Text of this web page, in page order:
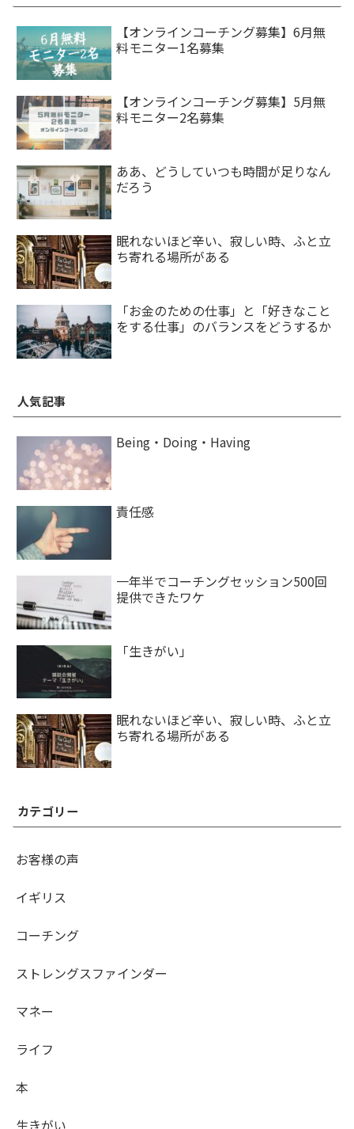
【オンラインコーチング募集】6月無
料モニター1名募集
【オンラインコーチング募集】5月無
料モニター2名募集
ああ、どうしていつも時間が足りなん
だろう
眠れないほど辛い、寂しい時、ふと立
ち寄れる場所がある
「お金のための仕事」と「好きなこと
をする仕事」のバランスをどうするか
人気記事
Being・Doing・Having
責任感
一年半でコーチングセッション500回
提供できたワケ
「生きがい」
眠れないほど辛い、寂しい時、ふと立
ち寄れる場所がある
カテゴリー
お客様の声
イギリス
コーチング
ストレングスファインダー
マネー
ライフ
本
生きがい